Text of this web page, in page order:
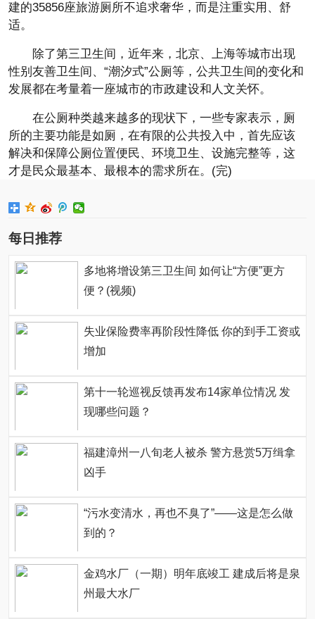
建的35856座旅游厕所不追求奢华，而是注重实用、舒
适。
除了第三卫生间，近年来，北京、上海等城市出现
性别友善卫生间、“潮汐式”公厕等，公共卫生间的变化和
发展都在考量着一座城市的市政建设和人文关怀。
在公厕种类越来越多的现状下，一些专家表示，厕
所的主要功能是如厕，在有限的公共投入中，首先应该
解决和保障公厕位置便民、环境卫生、设施完整等，这
才是民众最基本、最根本的需求所在。(完)
每日推荐
多地将增设第三卫生间 如何让“方便”更方
便？(视频)
失业保险费率再阶段性降低 你的到手工资或
增加
第十一轮巡视反馈再发布14家单位情况 发
现哪些问题？
福建漳州一八旬老人被杀 警方悬赏5万缉拿
凶手
“污水变清水，再也不臭了”——这是怎么做
到的？
金鸡水厂（一期）明年底竣工 建成后将是泉
州最大水厂